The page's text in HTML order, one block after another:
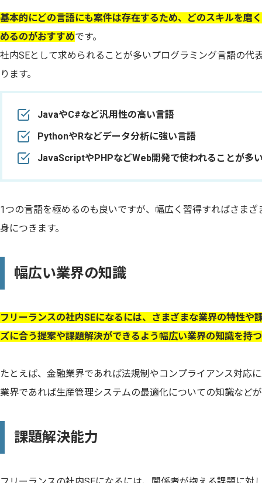
基本的にどの言語にも案件は存在するため、どのスキルを磨
めるのがおすすめです。
社内SEとして求められることが多いプログラミング言語の代
ります。
JavaやC#など汎用性の高い言語
PythonやRなどデータ分析に強い言語
JavaScriptやPHPなどWeb開発で使われることが多
1つの言語を極めるのも良いですが、幅広く習得すればさま
身につきます。
幅広い業界の知識
フリーランスの社内SEになるには、さまざまな業界の特性や
ズに合う提案や課題解決ができるよう幅広い業界の知識を持
たとえば、金融業界であれば法規制やコンプライアンス対応
業界であれば生産管理システムの最適化についての知識など
課題解決能力